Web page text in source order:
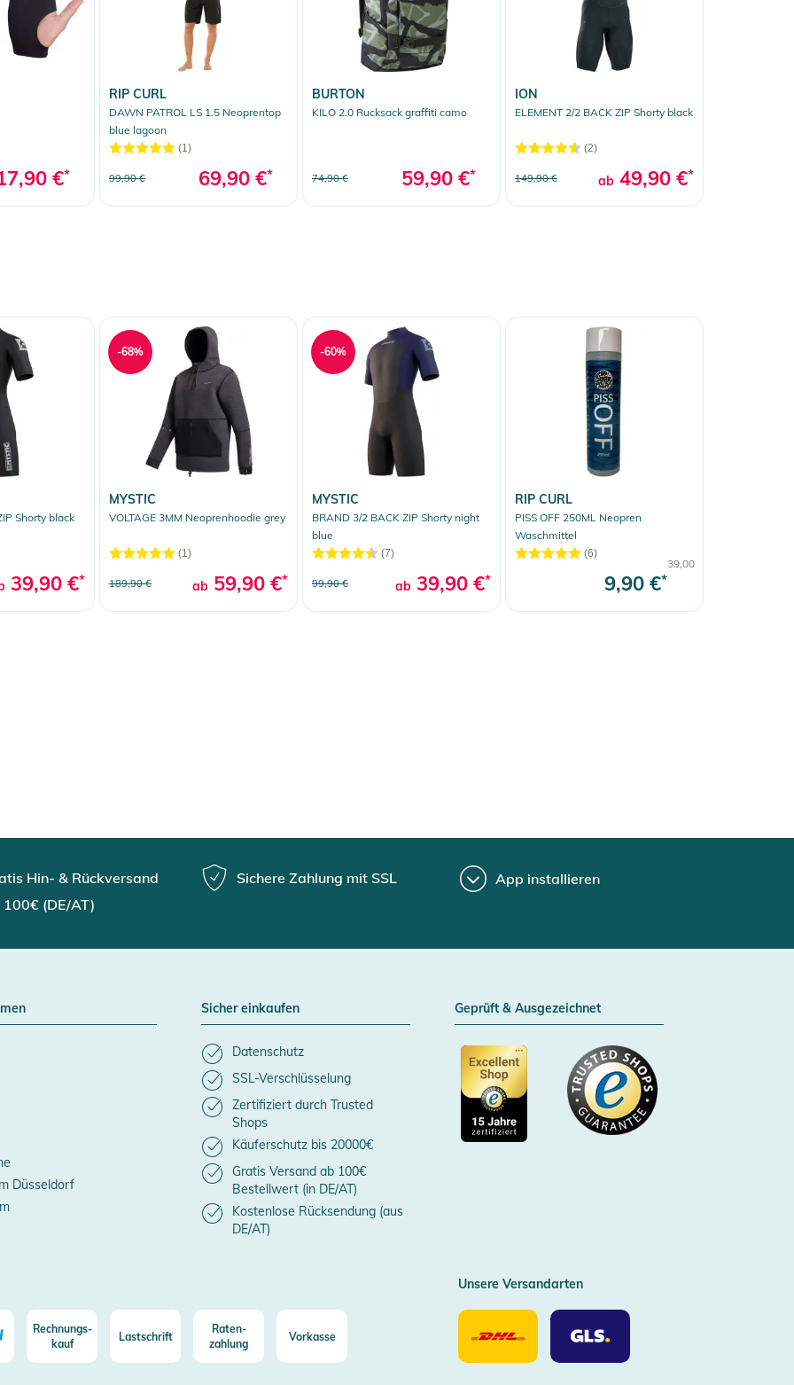
€*
RIP CURL
DAWN PATROL LS 1.5 Neoprentop
blue lagoon
(1)
99,90 € 69,90 €*
BURTON
KILO 2.0 Rucksack graffiti camo
74,90 € 59,90 €*
ION
ELEMENT 2/2 BACK ZIP Shorty black
(2)
149,90 € ab 49,90 €*
Shorty black
39,90 €*
MYSTIC
VOLTAGE 3MM Neoprenhoodie grey
(1)
189,90 € ab 59,90 €*
-68%
MYSTIC
BRAND 3/2 BACK ZIP Shorty night
blue
(7)
99,90 € ab 39,90 €*
-60%
RIP CURL
PISS OFF 250ML Neopren
Waschmittel
(6)
39,00
9,90 €*
Hin- & Rückversand
(DE/AT)
Sichere Zahlung mit SSL App installieren
Düsseldorf
Sicher einkaufen
Datenschutz
SSL-Verschlüsselung
Zertifiziert durch Trusted
Shops
Käuferschutz bis 20000€
Gratis Versand ab 100€
Bestellwert (in DE/AT)
Kostenlose Rücksendung (aus
DE/AT)
Geprüft & Ausgezeichnet
Rechnungs-
kauf
Lastschrift
Raten-
zahlung
Vorkasse
Unsere Versandarten
Unsere
Versandarten
DHL
Unsere
Versandarten
GLS